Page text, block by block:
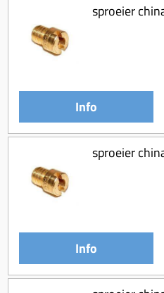
sproeier
Info
sproeier
Info